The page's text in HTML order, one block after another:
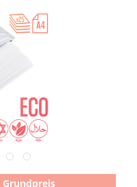
Grundpreis